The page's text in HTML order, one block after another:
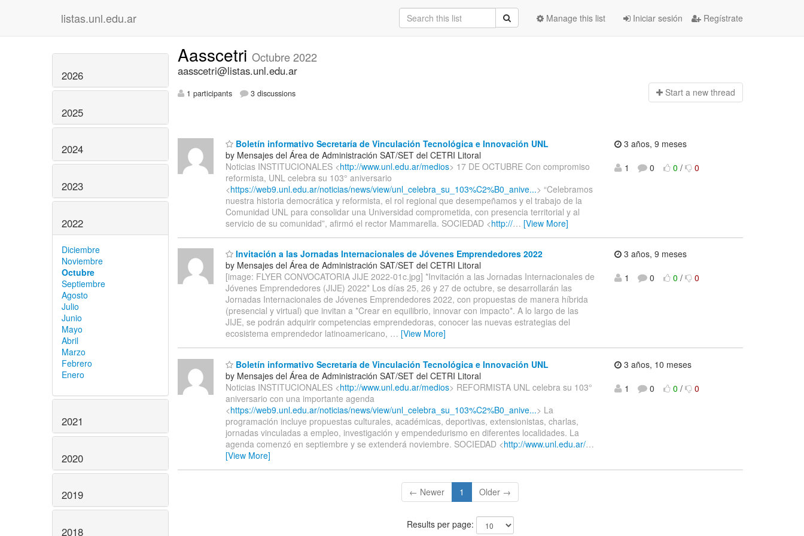
listas.unl.edu.ar Iniciar sesión Regístrate
Manage this list
2026
2025
2024
2023
2022
Diciembre
Noviembre
Octubre
Septiembre
Agosto
Julio
Junio
Mayo
Abril
Marzo
Febrero
Enero
2021
2020
2019
2018
Aasscetri Octubre 2022
aasscetri@listas.unl.edu.ar
1 participants 3 discussions Start a new thread
Boletín informativo Secretaría de Vinculación Tecnológica e Innovación UNL
by Mensajes del Área de Administración SAT/SET del CETRI Litoral
Noticias INSTITUCIONALES <http://www.unl.edu.ar/medios> 17 DE OCTUBRE Con compromiso
reformista, UNL celebra su 103° aniversario
<https://web9.unl.edu.ar/noticias/news/view/unl_celebra_su_103%C2%B0_anive...> “Celebramos
nuestra historia democrática y reformista, el rol regional que desempeñamos y el trabajo de la
Comunidad UNL para consolidar una Universidad comprometida, con presencia territorial y al
servicio de su comunidad”, afirmó el rector Mammarella. SOCIEDAD <http://… [View More]
3 años, 9 meses
1
0 0 / 0
Invitación a las Jornadas Internacionales de Jóvenes Emprendedores 2022
by Mensajes del Área de Administración SAT/SET del CETRI Litoral
[image: FLYER CONVOCATORIA JIJE 2022-01c.jpg] *Invitación a las Jornadas Internacionales de
Jóvenes Emprendedores (JIJE) 2022* Los días 25, 26 y 27 de octubre, se desarrollarán las
Jornadas Internacionales de Jóvenes Emprendedores 2022, con propuestas de manera híbrida
(presencial y virtual) que invitan a *Crear en equilibrio, innovar con impacto*. A lo largo de las
JIJE, se podrán adquirir competencias emprendedoras, conocer las nuevas estrategias del
ecosistema emprendedor latinoamericano, … [View More]
3 años, 9 meses
1
0 0 / 0
Boletín informativo Secretaría de Vinculación Tecnológica e Innovación UNL
by Mensajes del Área de Administración SAT/SET del CETRI Litoral
Noticias INSTITUCIONALES <http://www.unl.edu.ar/medios> REFORMISTA UNL celebra su 103°
aniversario con una importante agenda
<https://web9.unl.edu.ar/noticias/news/view/unl_celebra_su_103%C2%B0_anive...> La
programación incluye propuestas culturales, académicas, deportivas, extensionistas, charlas,
jornadas vinculadas a empleo, investigación y empendedurismo en diferentes localidades. La
agenda comenzó en septiembre y se extenderá noviembre. SOCIEDAD <http://www.unl.edu.ar/…
[View More]
3 años, 10 meses
1
0 0 / 0
← Newer 1 Older →
Results per page: